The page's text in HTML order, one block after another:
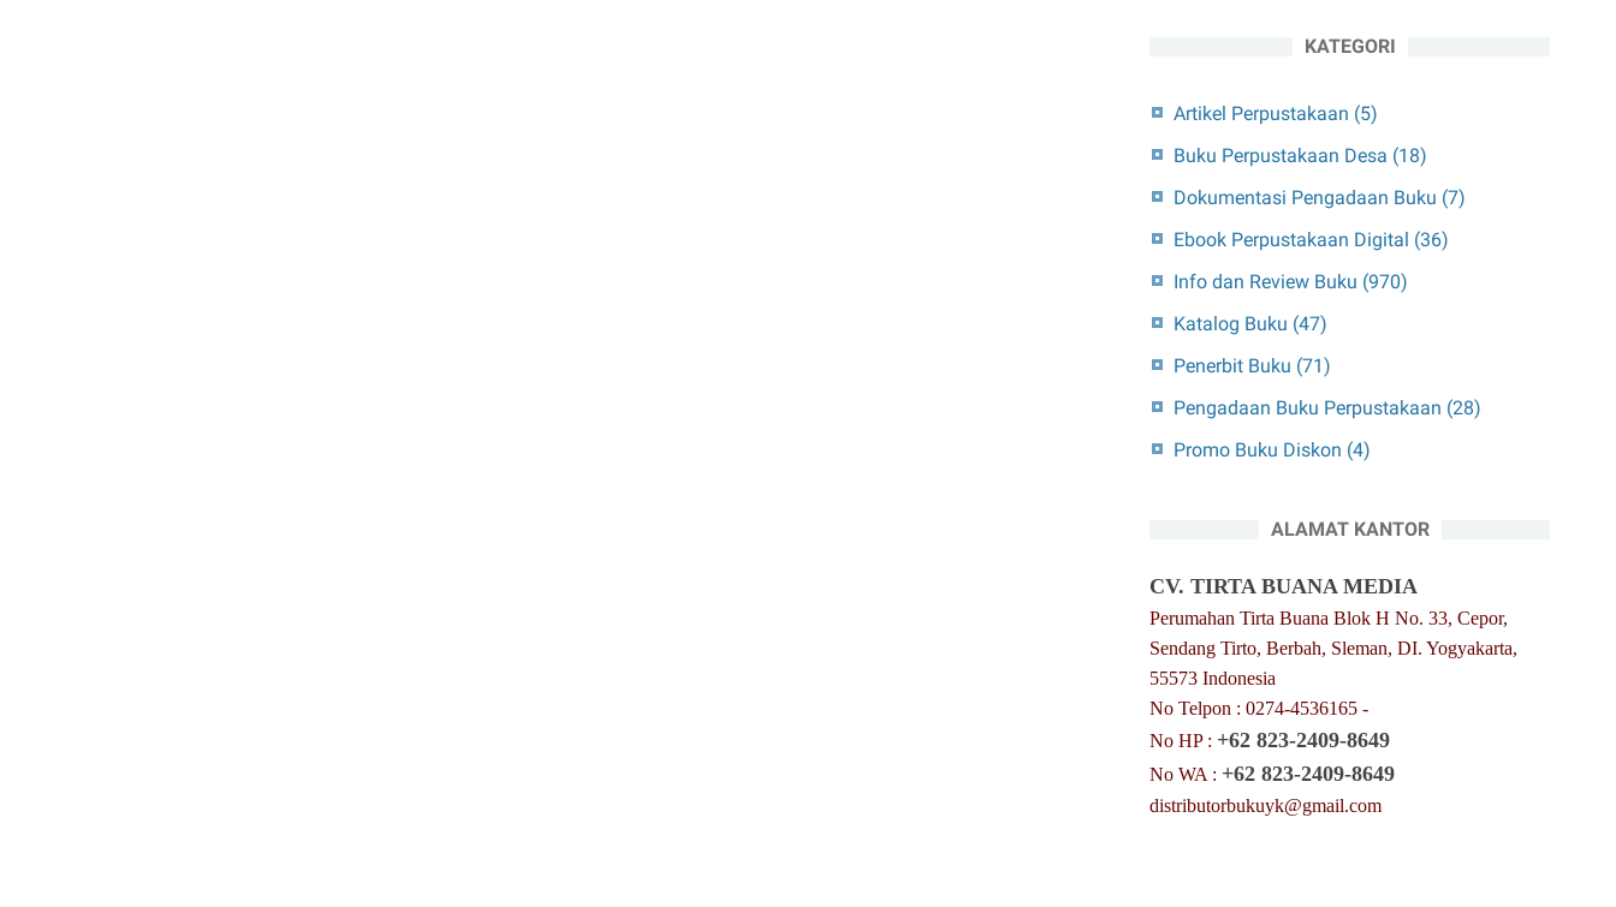
KATEGORI
Artikel Perpustakaan (5)
Buku Perpustakaan Desa (18)
Dokumentasi Pengadaan Buku (7)
Ebook Perpustakaan Digital (36)
Info dan Review Buku (970)
Katalog Buku (47)
Penerbit Buku (71)
Pengadaan Buku Perpustakaan (28)
Promo Buku Diskon (4)
ALAMAT KANTOR
CV. TIRTA BUANA MEDIA
Perumahan Tirta Buana Blok H No. 33, Cepor,
Sendang Tirto, Berbah, Sleman, DI. Yogyakarta,
55573 Indonesia
No Telpon : 0274-4536165 -
No HP : +62 823-2409-8649
No WA : +62 823-2409-8649
distributorbukuyk@gmail.com